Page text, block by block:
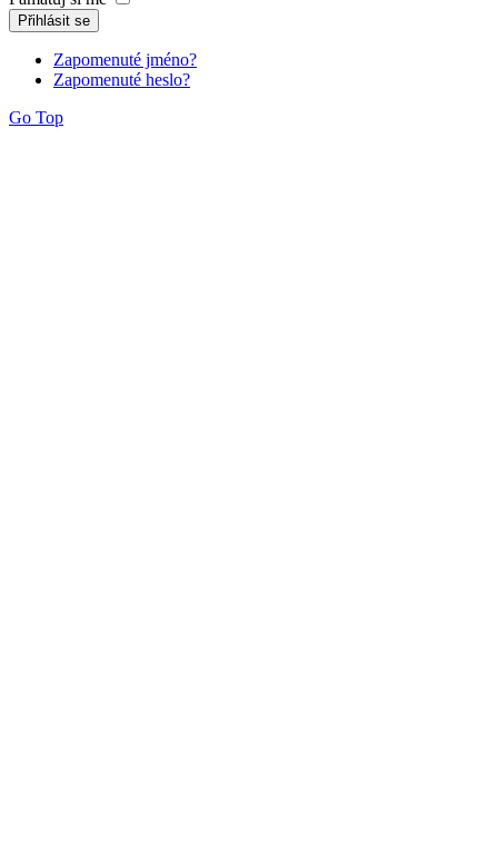
Přihlásit se
Zapomenuté jméno?
Zapomenuté heslo?
Go Top